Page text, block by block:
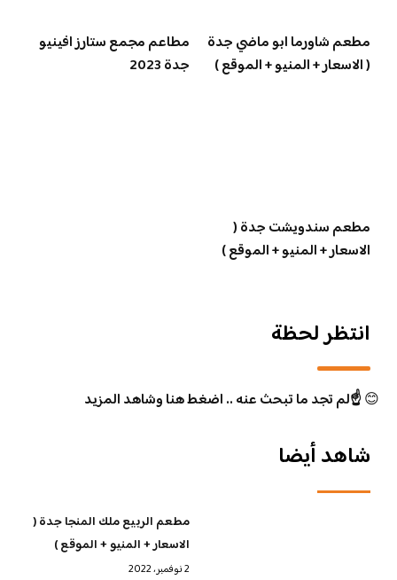
مطعم شاورما ابو ماضي جدة
( الاسعار + المنيو + الموقع )
مطاعم مجمع ستارز افينيو
جدة 2023
مطعم سندويشت جدة (
الاسعار + المنيو + الموقع )
انتظر لحظة
😊☝️لم تجد ما تبحث عنه .. اضغط هنا وشاهد المزيد
شاهد أيضا
مطعم الربيع ملك المنجا جدة (
الاسعار + المنيو + الموقع )
2 نوفمبر، 2022